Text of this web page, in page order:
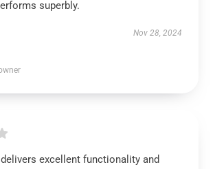
superbly.
Nov 28, 2024
excellent functionality and